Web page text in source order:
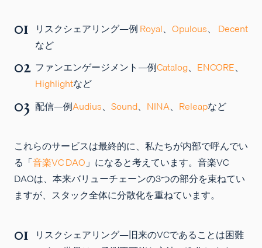
リスクシェアリング—例Royal、 Opulous、 Decent
など
ファンエンゲージメント—例Catalog、 ENCORE、
Highlightなど
配信—例Audius、 Sound、 NINA、 Releapなど
これらのサービスは最終的に、私たちが内部で呼んでい
る「音楽VC DAO」になると考えています。音楽VC
DAOは、本来バリューチェーンの3つの部分を束ねてい
ますが、スタック全体に分散化を重ねています。
リスクシェアリング—旧来のVCであることは困難